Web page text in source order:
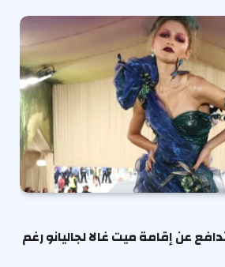
عن إقامة ميت غالا لجاليانو رغم